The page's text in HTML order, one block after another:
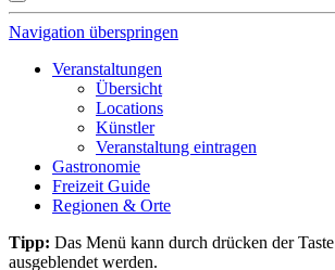
Navigation überspringen
Veranstaltungen
Übersicht
Locations
Künstler
Veranstaltung eintragen
Gastronomie
Freizeit Guide
Regionen & Orte
Tipp: Das Menü kann durch drücken der Taste
ausgeblendet werden.